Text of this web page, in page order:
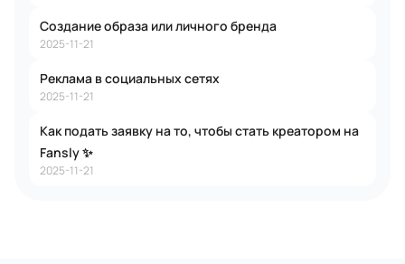
Создание образа или личного бренда
2025-11-21
Реклама в социальных сетях
2025-11-21
Как подать заявку на то, чтобы стать креатором на
Fansly ✨
2025-11-21